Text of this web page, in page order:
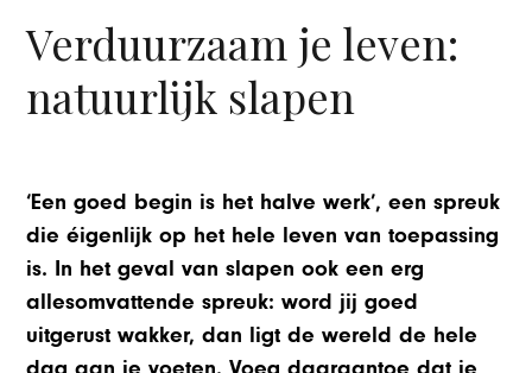
Verduurzaam je leven:
natuurlijk slapen
‘Een goed begin is het halve werk’, een spreuk
die éigenlijk op het hele leven van toepassing
is. In het geval van slapen ook een erg
allesomvattende spreuk: word jij goed
uitgerust wakker, dan ligt de wereld de hele